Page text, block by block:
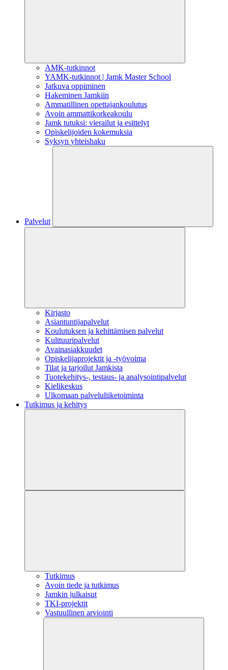
AMK-tutkinnot
YAMK-tutkinnot | Jamk Master School
Jatkuva oppiminen
Hakeminen Jamkiin
Ammatillinen opettajankoulutus
Avoin ammattikorkeakoulu
Jamk tutuksi: vierailut ja esittelyt
Opiskelijoiden kokemuksia
Syksyn yhteishaku
Palvelut
Kirjasto
Asiantuntijapalvelut
Koulutuksen ja kehittämisen palvelut
Kulttuuripalvelut
Avainasiakkuudet
Opiskelijaprojektit​ ja -työvoima
Tilat ja tarjoilut Jamkista
Tuotekehitys-, testaus- ja analysointipalvelut
Kielikeskus
Ulkomaan palveluliiketoiminta
Tutkimus ja kehitys
Tutkimus
Avoin tiede ja tutkimus
Jamkin julkaisut
TKI-projektit
Vastuullinen arviointi